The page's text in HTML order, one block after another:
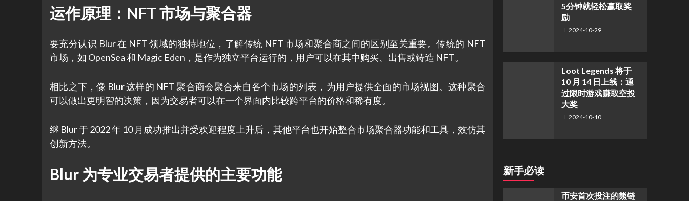
运作原理：NFT 市场与聚合器
要充分认识 Blur 在 NFT 领域的独特地位，了解传统 NFT 市场和聚合商之间的区别至关重要。传统的 NFT
市场，如 OpenSea 和 Magic Eden，是作为独立平台运行的，用户可以在其中购买、出售或铸造 NFT。
相比之下，像 Blur 这样的 NFT 聚合商会聚合来自各个市场的列表，为用户提供全面的市场视图。这种聚合
可以做出更明智的决策，因为交易者可以在一个界面内比较跨平台的价格和稀有度。
继 Blur 于 2022 年 10 月成功推出并受欢迎程度上升后，其他平台也开始整合市场聚合器功能和工具，效仿其
创新方法。
Blur 为专业交易者提供的主要功能
5分钟就轻松赢取奖
励
2024-10-29
Loot Legends 将于
10 月 14 日上线：通
过限时游戏赚取空投
大奖
2024-10-10
新手必读
币安首次投注的熊链